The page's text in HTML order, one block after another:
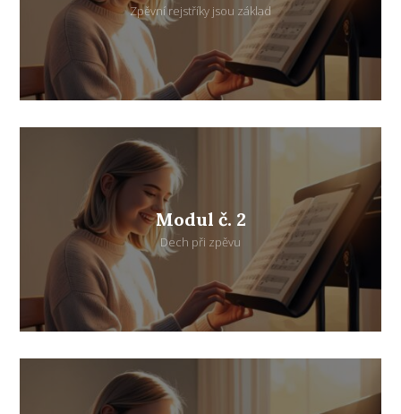
Zpěvní rejstříky jsou základ
Modul č. 2
Dech při zpěvu